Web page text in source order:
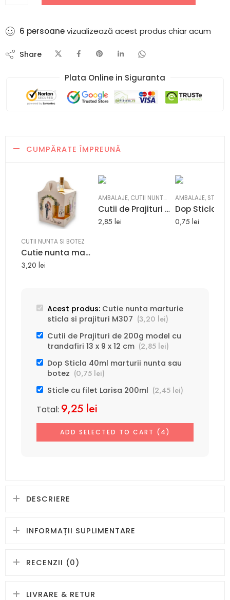
6 persoanevizualizează acest produs chiar acum
Share
Plata Online in Siguranta​
CUMPĂRATE ÎMPREUNĂ
CUTII NUNTA SI BOTEZ
Cutie nunta marturie sticla si prajituri M307
3,20 lei
AMBALAJE, CUTII NUNTA SI BOTEZ
Cutii de Prajituri de 200g model cu trandafiri 13 x 9 x 12 cm
2,85 lei
AMBALAJE, STICLE
0,75 lei
Acest produs: Cutie nunta marturie
sticla si prajituri M307 (3,20 lei)
Cutii de Prajituri de 200g model cu
trandafiri 13 x 9 x 12 cm (2,85 lei)
Dop Sticla 40ml marturii nunta sau
botez (0,75 lei)
Sticle cu filet Larisa 200ml (2,45 lei)
Total: 9,25 lei
ADD SELECTED TO CART (4)
DESCRIERE
INFORMAȚII SUPLIMENTARE
RECENZII (0)
LIVRARE & RETUR